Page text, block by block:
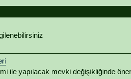
ile yapılacak mevki değişikliğinde